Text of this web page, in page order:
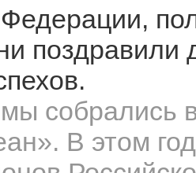
поздравили
собрались
В этом